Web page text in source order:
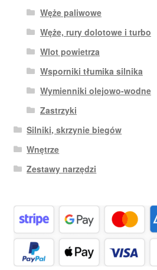
Węże paliwowe
Węże, rury dolotowe i turbo
Wlot powietrza
Wsporniki tłumika silnika
Wymienniki olejowo-wodne
Zastrzyki
Silniki, skrzynie biegów
Wnętrze
Zestawy narzędzi